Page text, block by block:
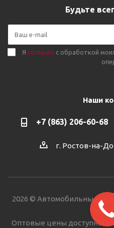
Будьте
Я согласен с обработкой
Наши
+7 (863) 206-60-68
г. Ростов-на-
2026 © Автомобильные
Оптовые цены доступны